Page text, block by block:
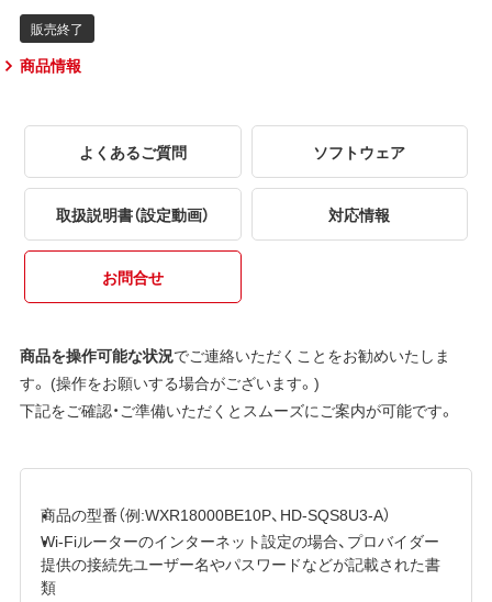
商品情報
よくあるご質問 ソフトウェア
取扱説明書（設定動画） 対応情報
お問合せ
商品を操作可能な状況でご連絡いただくことをお勧めいたしま
す。 (操作をお願いする場合がございます。)
下記をご確認・ご準備いただくとスムーズにご案内が可能です。
商品の型番（例:WXR18000BE10P、HD-SQS8U3-A）
Wi-Fiルーターのインターネット設定の場合、プロバイダー
提供の接続先ユーザー名やパスワードなどが記載された書
類